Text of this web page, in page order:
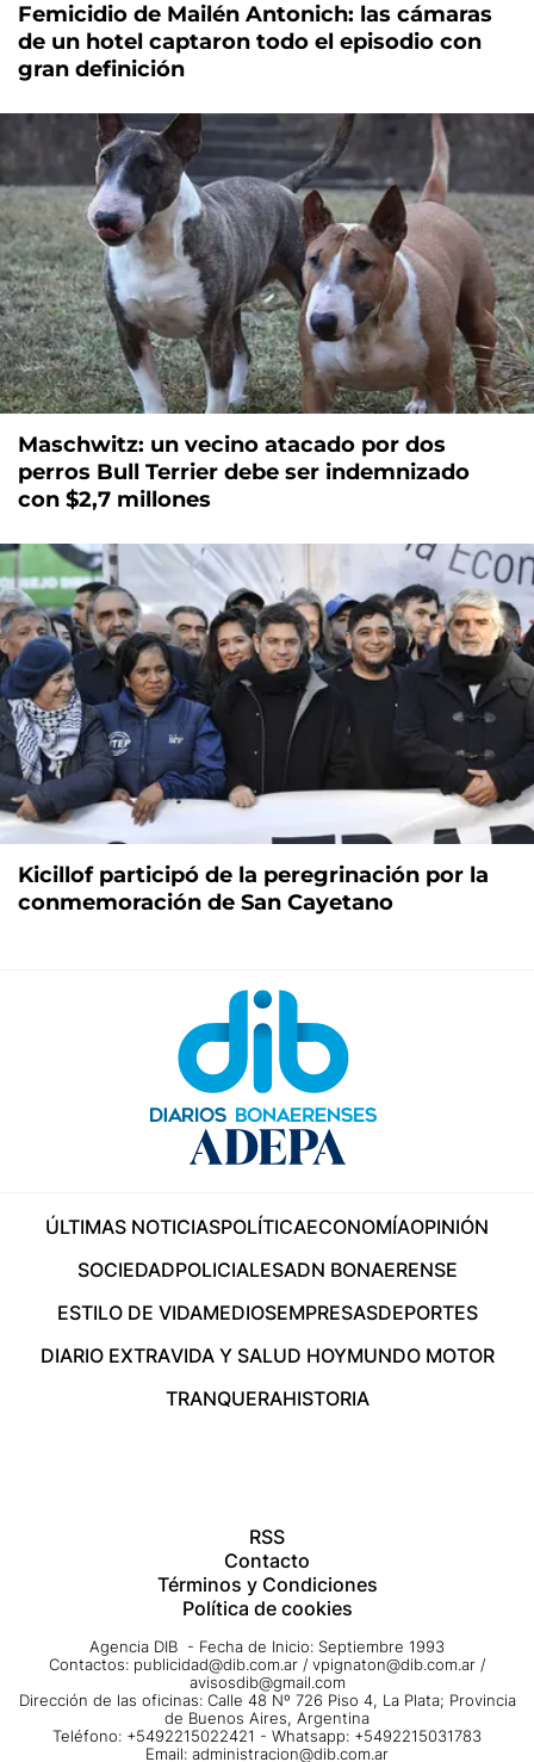
Femicidio de Mailén Antonich: las cámaras
de un hotel captaron todo el episodio con
gran definición
Maschwitz: un vecino atacado por dos
perros Bull Terrier debe ser indemnizado
con $2,7 millones
Kicillof participó de la peregrinación por la
conmemoración de San Cayetano
ÚLTIMAS NOTICIASPOLÍTICAECONOMÍAOPINIÓN
SOCIEDADPOLICIALESADN BONAERENSE
ESTILO DE VIDAMEDIOSEMPRESASDEPORTES
DIARIO EXTRAVIDA Y SALUD HOYMUNDO MOTOR
TRANQUERAHISTORIA
RSS
Contacto
Términos y Condiciones
Política de cookies
Agencia DIB - Fecha de Inicio: Septiembre 1993
Contactos: publicidad@dib.com.ar / vpignaton@dib.com.ar /
avisosdib@gmail.com
Dirección de las oficinas: Calle 48 Nº 726 Piso 4, La Plata; Provincia
de Buenos Aires, Argentina
Teléfono: +5492215022421 - Whatsapp: +5492215031783
Email: administracion@dib.com.ar